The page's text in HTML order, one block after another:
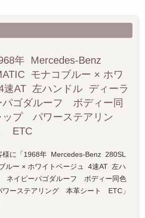
年 Mercedes-Benz
モナコブルー × ホワ
速AT 左ハンドル ディーラ
ゴダルーフ ボディー同
ップ パワーステアリン
ETC
様に「1968年 Mercedes-Benz 280SL
ルー × ホワイトベージュ 4速AT 左ハ
ネイビーパゴダルーフ ボディー同色
ーステアリング 本革シート ETC」